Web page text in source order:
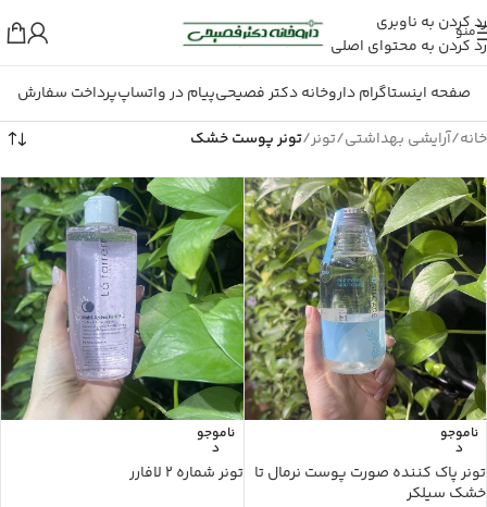
رد کردن به ناوبری
رد کردن به محتوای اصلی
منو
صفحه اینستاگرام داروخانه دکتر فصیحیپیام در واتساپپرداخت سفارش
خانه/آرایشی بهداشتی/تونر/تونر پوست خشک
ناموجو
د
تونر پاک کننده صورت پوست نرمال تا
خشک سیلکر
ناموجو
د
تونر شماره ۲ لافارر⁩ ‎⁨